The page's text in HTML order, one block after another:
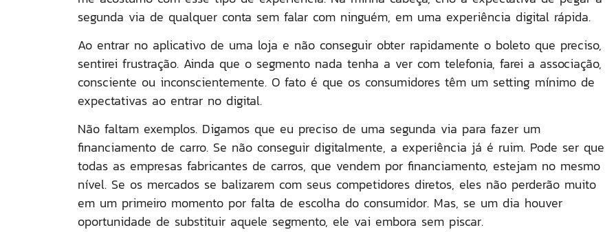
segunda via de qualquer conta sem falar com ninguém, em uma experiência digital rápida.
Ao entrar no aplicativo de uma loja e não conseguir obter rapidamente o boleto que preciso,
sentirei frustração. Ainda que o segmento nada tenha a ver com telefonia, farei a associação,
consciente ou inconscientemente. O fato é que os consumidores têm um setting mínimo de
expectativas ao entrar no digital.
Não faltam exemplos. Digamos que eu preciso de uma segunda via para fazer um
financiamento de carro. Se não conseguir digitalmente, a experiência já é ruim. Pode ser que
todas as empresas fabricantes de carros, que vendem por financiamento, estejam no mesmo
nível. Se os mercados se balizarem com seus competidores diretos, eles não perderão muito
em um primeiro momento por falta de escolha do consumidor. Mas, se um dia houver
oportunidade de substituir aquele segmento, ele vai embora sem piscar.